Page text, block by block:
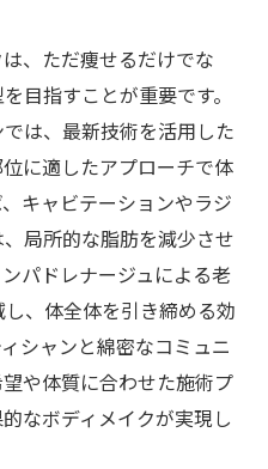
、ただ痩せるだけでな
目指すことが重要です。
は、最新技術を活用した
に適したアプローチで体
キャビテーションやラジ
局所的な脂肪を減少させ
パドレナージュによる老
、体全体を引き締める効
シャンと綿密なコミュニ
や体質に合わせた施術プ
なボディメイクが実現し